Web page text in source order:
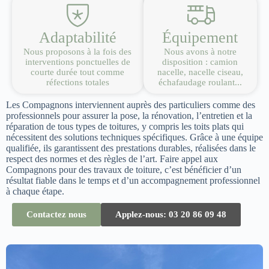
Adaptabilité
Nous proposons à la fois des
interventions ponctuelles de
courte durée tout comme
réfections totales
Équipement
Nous avons à notre
disposition : camion
nacelle, nacelle ciseau,
échafaudage roulant...
Les Compagnons interviennent auprès des particuliers comme des
professionnels pour assurer la pose, la rénovation, l’entretien et la
réparation de tous types de toitures, y compris les toits plats qui
nécessitent des solutions techniques spécifiques. Grâce à une équipe
qualifiée, ils garantissent des prestations durables, réalisées dans le
respect des normes et des règles de l’art. Faire appel aux
Compagnons pour des travaux de toiture, c’est bénéficier d’un
résultat fiable dans le temps et d’un accompagnement professionnel
à chaque étape.
Contactez nous Applez-nous: 03 20 86 09 48